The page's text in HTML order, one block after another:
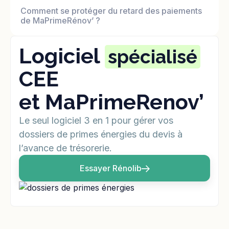
Comment se protéger du retard des paiements
de MaPrimeRénov’ ?
Logiciel spécialisé
CEE
et MaPrimeRenov’
Le seul logiciel 3 en 1 pour gérer vos
dossiers de primes énergies du devis à
l’avance de trésorerie.
Essayer Rénolib